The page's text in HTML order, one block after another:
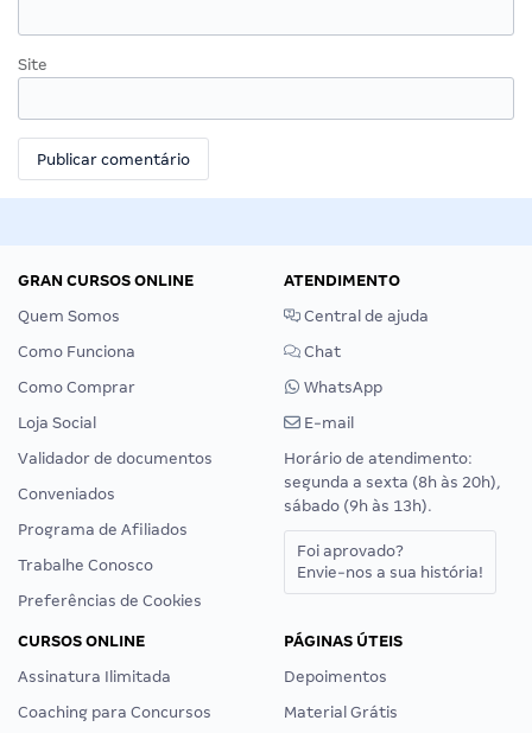
Site
GRAN CURSOS ONLINE
Quem Somos
Como Funciona
Como Comprar
Loja Social
Validador de documentos
Conveniados
Programa de Afiliados
Trabalhe Conosco
Preferências de Cookies
ATENDIMENTO
Central de ajuda
Chat
WhatsApp
E-mail
Horário de atendimento:
segunda a sexta (8h às 20h),
sábado (9h às 13h).
Foi aprovado?
Envie-nos a sua história!
CURSOS ONLINE
Assinatura Ilimitada
Coaching para Concursos
PÁGINAS ÚTEIS
Depoimentos
Material Grátis